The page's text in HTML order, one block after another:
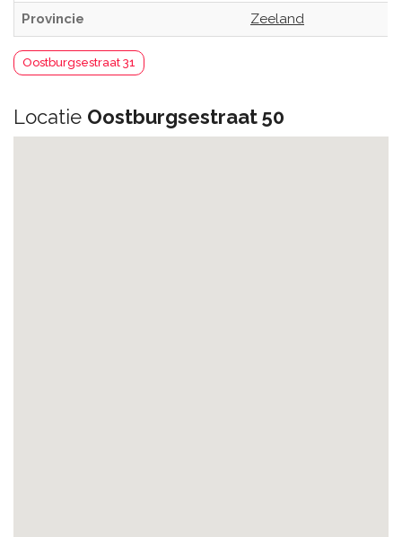
Provincie Zeeland
Oostburgsestraat 31
Locatie Oostburgsestraat 50